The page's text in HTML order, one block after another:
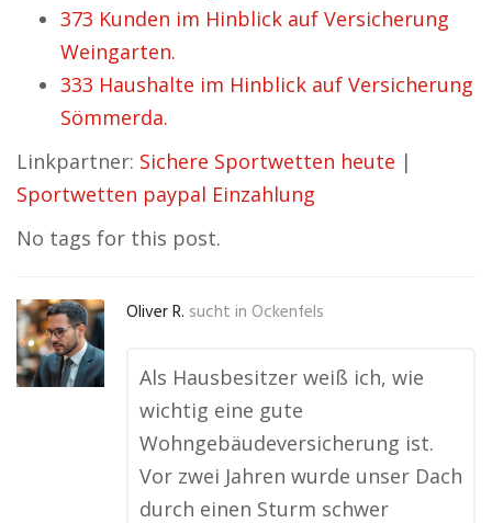
373 Kunden im Hinblick auf Versicherung
Weingarten.
333 Haushalte im Hinblick auf Versicherung
Sömmerda.
Linkpartner: Sichere Sportwetten heute |
Sportwetten paypal Einzahlung
No tags for this post.
Oliver R. sucht in Ockenfels
Als Hausbesitzer weiß ich, wie
wichtig eine gute
Wohngebäudeversicherung ist.
Vor zwei Jahren wurde unser Dach
durch einen Sturm schwer